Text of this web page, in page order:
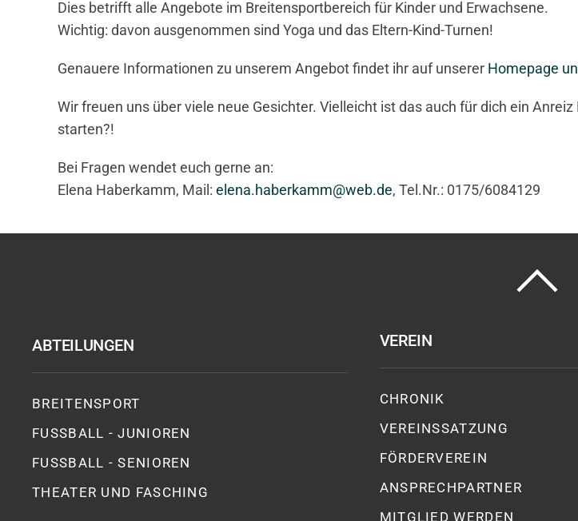
Dies betrifft alle Angebote im Breitensportbereich für Kinder und Erwachsene.
Wichtig: davon ausgenommen sind Yoga und das Eltern-Kind-Turnen!
Genauere Informationen zu unserem Angebot findet ihr auf unserer Homepage
Wir freuen uns über viele neue Gesichter. Vielleicht ist das auch für dich ein
starten?!
Bei Fragen wendet euch gerne an:
Elena Haberkamm, Mail: elena.haberkamm@web.de, Tel.Nr.: 0175/6084129
ABTEILUNGEN
BREITENSPORT
FUSSBALL - JUNIOREN
FUSSBALL - SENIOREN
THEATER UND FASCHING
VEREIN
CHRONIK
VEREINSSATZUNG
FÖRDERVEREIN
ANSPRECHPARTNER
MITGLIED WERDEN